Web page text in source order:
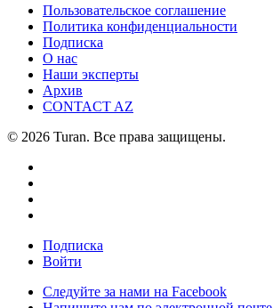
Пользовательское соглашение
Политика конфиденциальности
Подписка
О нас
Наши эксперты
Архив
CONTACT AZ
© 2026 Turan. Все права защищены.
Подписка
Войти
Следуйте за нами на Facebook